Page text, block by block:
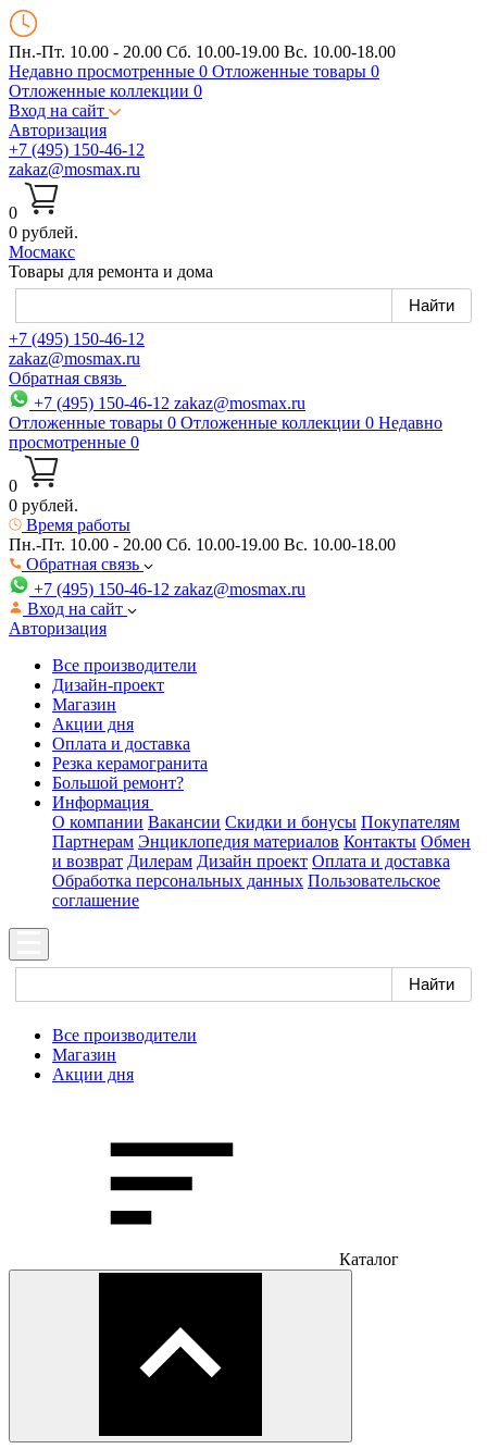
Пн.-Пт. 10.00 - 20.00 Сб. 10.00-19.00 Вс. 10.00-18.00
Недавно просмотренные 0 Отложенные товары 0
Отложенные коллекции 0
Вход на сайт
Авторизация
+7 (495) 150-46-12
zakaz@mosmax.ru
0
0 рублей.
Мосмакс
Товары для ремонта и дома
+7 (495) 150-46-12
zakaz@mosmax.ru
Обратная связь
+7 (495) 150-46-12 zakaz@mosmax.ru
Отложенные товары 0 Отложенные коллекции 0 Недавно
просмотренные 0
0
0 рублей.
Время работы
Пн.-Пт. 10.00 - 20.00 Сб. 10.00-19.00 Вс. 10.00-18.00
Обратная связь
+7 (495) 150-46-12 zakaz@mosmax.ru
Вход на сайт
Авторизация
Все производители
Дизайн-проект
Магазин
Акции дня
Оплата и доставка
Резка керамогранита
Большой ремонт?
Информация
О компании Вакансии Скидки и бонусы Покупателям
Партнерам Энциклопедия материалов Контакты Обмен
и возврат Дилерам Дизайн проект Оплата и доставка
Обработка персональных данных Пользовательское
соглашение
Все производители
Магазин
Акции дня
Каталог